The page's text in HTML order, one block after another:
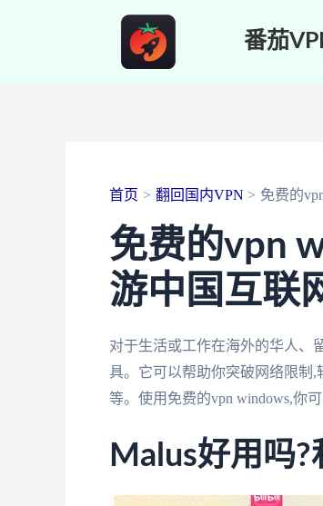
番茄
首页 翻回国内VPN 免费的
免费的vpn
游中国互联
对于生活或工作在海外的华人、
具。它可以帮助你突破网络限制
等。使用免费的vpn windows,你
Malus好用吗